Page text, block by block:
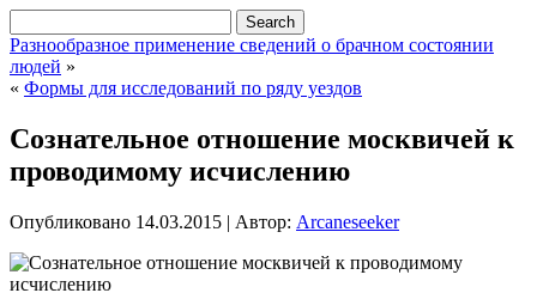
Разнообразное применение сведений о брачном состоянии
людей »
« Формы для исследований по ряду уездов
Сознательное отношение москвичей к
проводимому исчислению
Опубликовано 14.03.2015 | Автор: Arcaneseeker